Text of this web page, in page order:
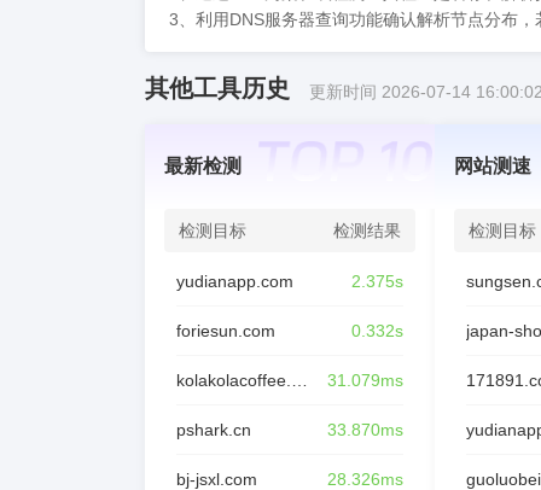
3、利用DNS服务器查询功能确认解析节点分布
其他工具历史 更新时间 2026-07-14
最新检测
检测目标 检测结果
yudianapp.com 2.375s
foriesun.com 0.332s
31.079ms
pshark.cn 33.870ms
bj-jsxl.com 28.326ms
网站测速
检测目标
japan-